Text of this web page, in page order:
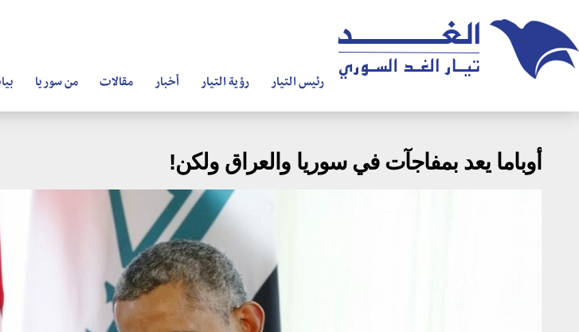
رئيس التيار رؤية التيار أخبار مقالات من سوريا
أوباما يعد بمفاجآت في سوريا والعراق ولكن!